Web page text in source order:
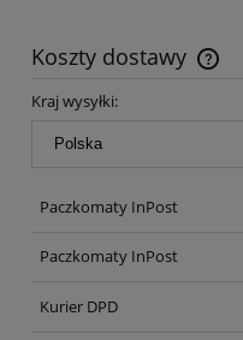
Koszty dostawy
Cena nie zawiera
Kraj wysyłki:
Paczkomaty InPost
Paczkomaty InPost
Kurier DPD